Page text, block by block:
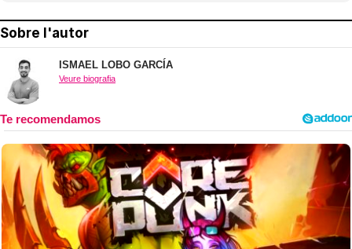
Sobre l'autor
ISMAEL LOBO GARCÍA
Veure biografia